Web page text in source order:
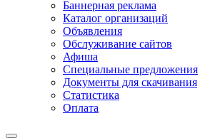
Баннерная реклама
Каталог организаций
Объявления
Обслуживание сайтов
Афиша
Специальные предложения
Документы для скачивания
Статистика
Оплата